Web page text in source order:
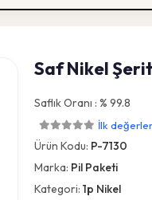
Saf Nikel Şerit
Saflık Oranı : % 99.8
İlk
Ürün Kodu: P-7130
Marka: Pil Paketi
Kategori:1p Nikel